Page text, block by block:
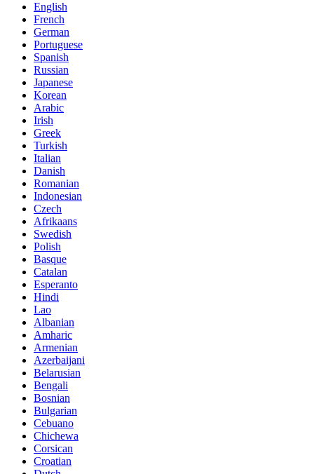
English
French
German
Portuguese
Spanish
Russian
Japanese
Korean
Arabic
Irish
Greek
Turkish
Italian
Danish
Romanian
Indonesian
Czech
Afrikaans
Swedish
Polish
Basque
Catalan
Esperanto
Hindi
Lao
Albanian
Amharic
Armenian
Azerbaijani
Belarusian
Bengali
Bosnian
Bulgarian
Cebuano
Chichewa
Corsican
Croatian